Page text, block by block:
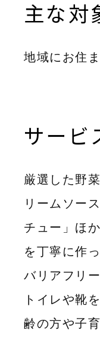
主な対
地域にお住
サービ
厳選した野
リームソー
チュー」ほ
を丁寧に作
バリアフリ
トイレや靴
齢の方や子